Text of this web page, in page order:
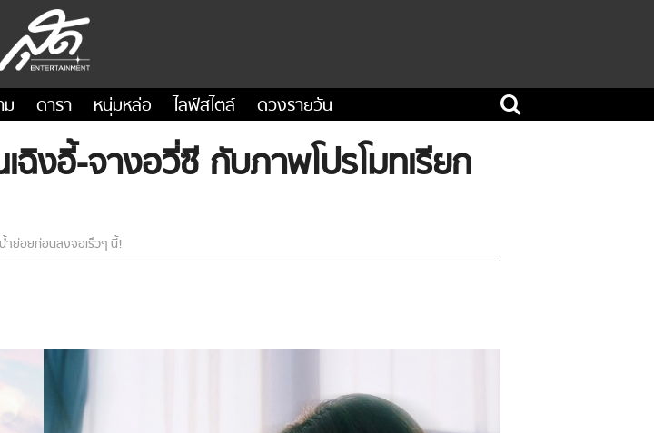
ดารา หนุ่มหล่อ ไลฟ์สไตล์ ดวงรายวัน
งอี้-จางอวี่ซี กับภาพโปรโมทเรียก
ำย่อยก่อนลงจอเร็วๆ นี้!